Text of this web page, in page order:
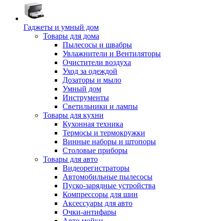
Гаджеты и умный дом
Товары для дома
Пылесосы и швабры
Увлажнители и Вентиляторы
Очистители воздуха
Уход за одеждой
Дозаторы и мыло
Умный дом
Инструменты
Светильники и лампы
Товары для кухни
Кухонная техника
Термосы и термокружки
Винные наборы и штопоры
Столовые приборы
Товары для авто
Видеорегистраторы
Автомобильные пылесосы
Пуско-зарядные устройства
Компрессоры для шин
Аксессуары для авто
Очки-антифары